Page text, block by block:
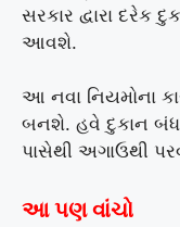
સરકાર દ્વારા દરેક
આવશે.
આ નવા નિયમોના
બનશે. હવે દુકાન બંધ
પાસેથી અગાઉથી
આ પણ વાંચો